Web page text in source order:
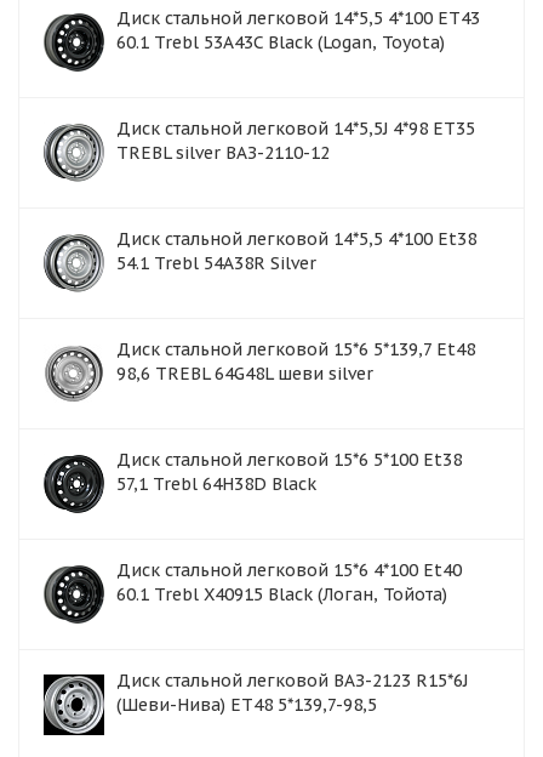
Диск стальной легковой 14*5,5 4*100 ET43
60.1 Trebl 53A43C Black (Logan, Toyota)
Диск стальной легковой 14*5,5J 4*98 ET35
TREBL silver ВАЗ-2110-12
Диск стальной легковой 14*5,5 4*100 Et38
54.1 Trebl 54A38R Silver
Диск стальной легковой 15*6 5*139,7 Et48
98,6 TREBL 64G48L шеви silver
Диск стальной легковой 15*6 5*100 Et38
57,1 Trebl 64H38D Black
Диск стальной легковой 15*6 4*100 Et40
60.1 Trebl X40915 Black (Логан, Тойота)
Диск стальной легковой ВАЗ-2123 R15*6J
(Шеви-Нива) ET48 5*139,7-98,5